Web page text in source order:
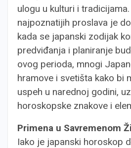
ulogu u kulturi i
najpoznatijih proslava je
kada se japanski zodijak
predviđanja i planiranje
ovog perioda, mnogi
hramove i svetišta kako bi
uspeh u narednoj godini,
horoskopske znakove i
Primena u Savremenom
Iako je japanski horoskop